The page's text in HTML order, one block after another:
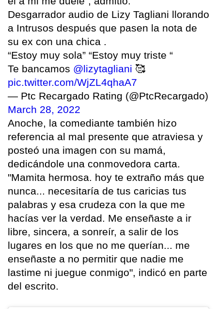
Desgarrador audio de Lizy Tagliani llorando
a Intrusos después que pasen la nota de
su ex con una chica .
“Estoy muy sola” “Estoy muy triste “
Te bancamos @lizytagliani 🥰
pic.twitter.com/WjZL4qhaA7
— Ptc Recargado Rating (@PtcRecargado)
March 28, 2022
Anoche, la comediante también hizo
referencia al mal presente que atraviesa y
posteó una imagen con su mamá,
dedicándole una conmovedora carta.
"Mamita hermosa. hoy te extraño más que
nunca... necesitaría de tus caricias tus
palabras y esa crudeza con la que me
hacías ver la verdad. Me enseñaste a ir
libre, sincera, a sonreír, a salir de los
lugares en los que no me querían... me
enseñaste a no permitir que nadie me
lastime ni juegue conmigo", indicó en parte
del escrito.